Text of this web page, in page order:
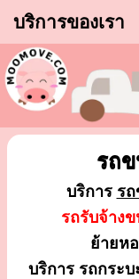
บริการของเรา
รถ
บริการ ร
รถรับจ้าง
ย้ายห
บริการ รถกระ